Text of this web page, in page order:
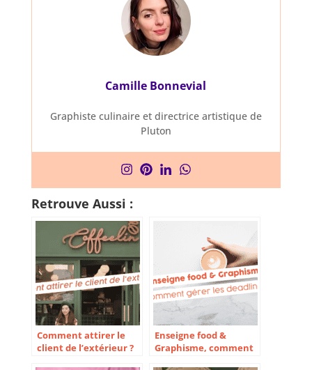
Camille Bonnevial
Graphiste culinaire et directrice artistique de
Pluton
Retrouve Aussi :
Comment attirer le
client de l’extérieur ?
Enseigne food &
Graphisme, comment